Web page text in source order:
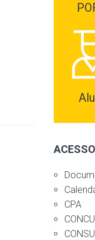
CPA